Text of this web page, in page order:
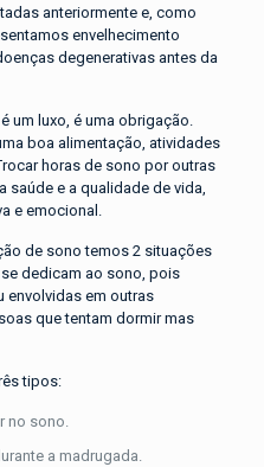
anteriormente e, como
envelhecimento
degenerativas antes da
um luxo, é uma obrigação.
boa alimentação, atividades
horas de sono por outras
saúde e a qualidade de vida,
e emocional.
de sono temos 2 situações
dedicam ao sono, pois
envolvidas em outras
que tentam dormir mas
tipos:
no sono.
a madrugada.